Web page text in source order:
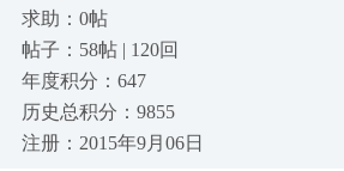
求助：0帖
帖子：58帖 | 120回
年度积分：647
历史总积分：9855
注册：2015年9月06日